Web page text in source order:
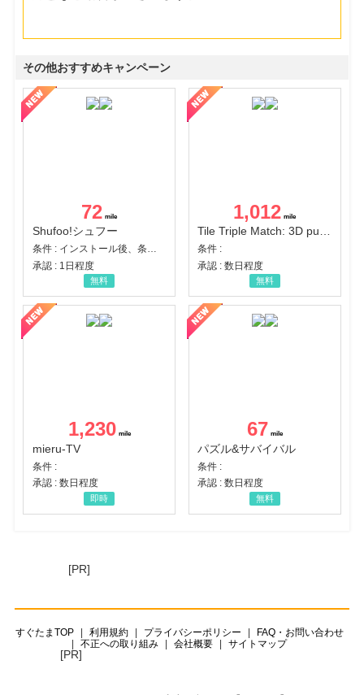
その他おすすめキャンペーン
72
Shufoo!シュフー
条件 : インストール後、条件達成
承認 : 1日程度
無料
1,012
Tile Triple Match: 3D puzzle
条件 :
承認 : 数日程度
無料
1,230
mieru-TV
条件 :
承認 : 数日程度
即時
67
パズル&サバイバル
条件 :
承認 : 数日程度
無料
[PR]
すぐたまTOP 利用規約 プライバシーポリシー
FAQ・お問い合わせ
不正への取り組み
会社概要 サイトマップ
[PR]